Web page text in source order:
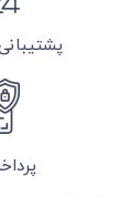
پشتیبانی 24